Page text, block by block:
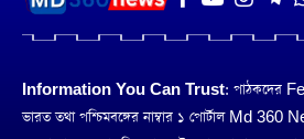
Information You Can Trust: পাঠকদের
ভারত তথা পশ্চিমবঙ্গের নাম্বার ১ পোর্টাল Md 360